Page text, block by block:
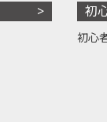
初
初心